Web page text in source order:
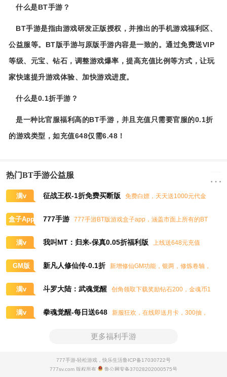
什么是BT手游？
BT手游是指由游戏研发正版授权，并推出的手机游戏福利区、
公益服等。BT版手游与原版手游内容是一致的。通过免费送VIP
等级、元宝、钻石，调整游戏爆率，提高充值比例等方式，让玩
家快速提升游戏体验、加快游戏进度。
什么是0.1折手游？
是一种比官服福利高的BT手游，并且充值只需要官服的0.1折
的游戏类型，如充值648仅需6.48！
热门BT手游公益服
满v 征战王权-1折免费买断版
免费白嫖，天天送1000元代金
盒子App 777手游
777手游BT版游戏盒子app，涵盖市面上所有的BT
满v 我叫MT：归来-保真0.05折福利版
上线送648元充值
GM版 新凡人修仙传-0.1折
新增修仙GM功能，银两，修炼卷轴，
满v 斗罗大陆：武魂觉醒
创角领取下载奖励钻石200，金魂币1
满v 拳魂觉醒-每日送648
新服狂欢，在线即送月卡，300抽，
更多福利手游
777手游-轻松游戏，快乐生活鲁ICP备17030722号
777sy.com 版权所有
鲁公网安备37028202000575号